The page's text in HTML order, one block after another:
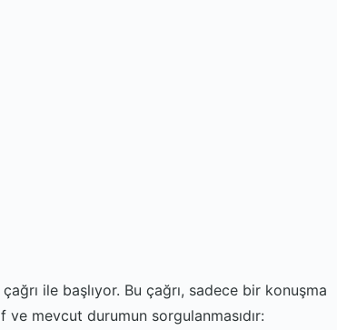
ile başlıyor. Bu çağrı, sadece bir konuşma
mevcut durumun sorgulanmasıdır: